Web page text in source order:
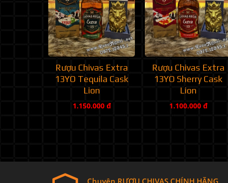
Rượu Chivas Extra
13YO Tequila Cask
Lion
1.150.000 đ
Rượu Chivas Extra
13YO Sherry Cask
Lion
1.100.000 đ
Chuyên RƯỢU CHIVAS CHÍNH HÃNG